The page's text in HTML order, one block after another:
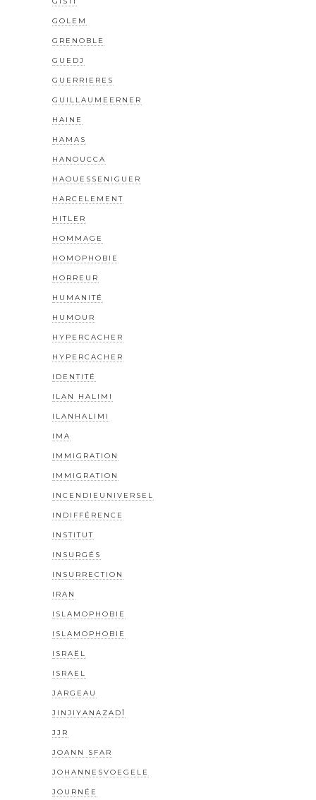
GOLEM
GRENOBLE
GUEDJ
GUERRIERES
GUILLAUMEERNER
HAINE
HAMAS
HANOUCCA
HAOUESSENIGUER
HARCELEMENT
HITLER
HOMMAGE
HOMOPHOBIE
HORREUR
HUMANITÉ
HUMOUR
HYPERCACHER
HYPERCACHER
IDENTITÉ
ILAN HALIMI
ILANHALIMI
IMA
IMMIGRATION
IMMIGRATION
INCENDIEUNIVERSEL
INDIFFÉRENCE
INSTITUT
INSURGÉS
INSURRECTION
IRAN
ISLAMOPHOBIE
ISLAMOPHOBIE
ISRAËL
ISRAEL
JARGEAU
JINJIYANAZADÎ
JJR
JOANN SFAR
JOHANNESVOEGELE
JOURNÉE